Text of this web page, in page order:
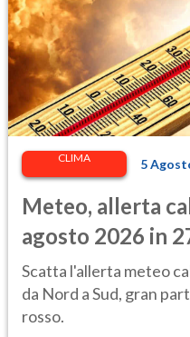
CLIMA 5
Meteo, allerta
agosto 2026 in
bollino rosso
Scatta l'allerta meteo
da Nord a Sud, gran
rosso.